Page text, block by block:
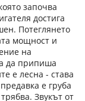
започва
достига
Потеглянето
мощност и
на
да припиша
е лесна - става
е груба
Звукът от